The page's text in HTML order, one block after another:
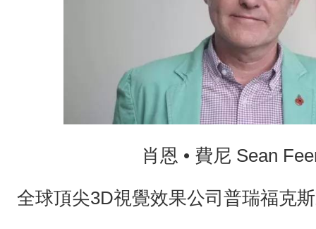
肖恩 • 費尼 Sean
全球頂尖3D視覺效果公司普瑞福克